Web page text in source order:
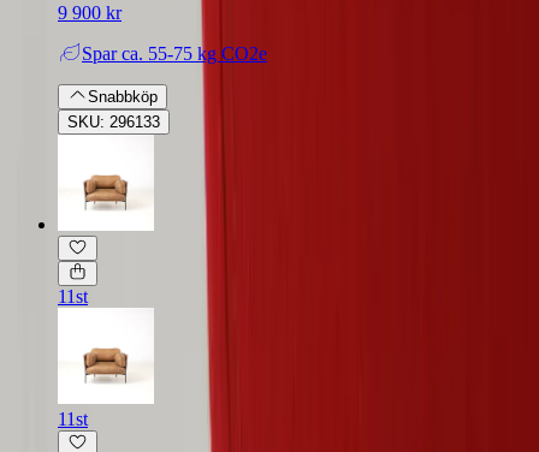
9 900 kr
Spar ca. 55-75 kg CO2e
Snabbköp
SKU: 296133
11st
11st